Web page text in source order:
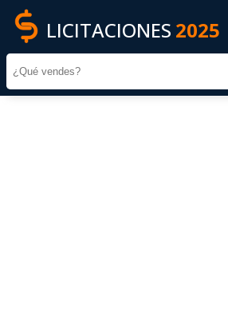
LICITACIONES 2025